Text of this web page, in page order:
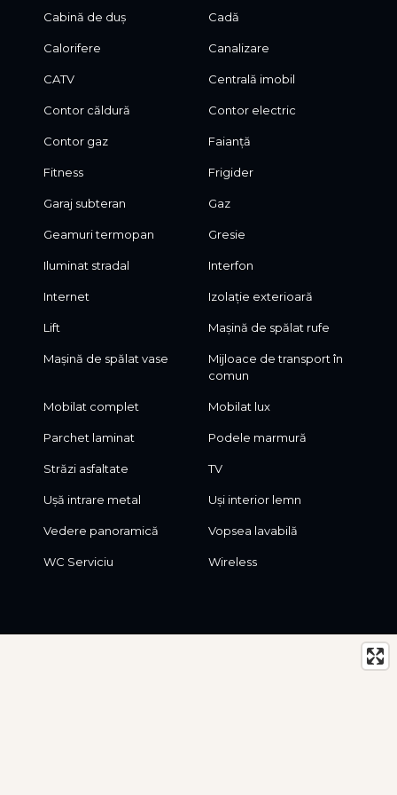
Cabină de duș Cadă
Calorifere Canalizare
CATV Centrală imobil
Contor căldură Contor electric
Contor gaz Faianță
Fitness Frigider
Garaj subteran Gaz
Geamuri termopan Gresie
Iluminat stradal Interfon
Internet Izolație exterioară
Lift Mașină de spălat rufe
Mașină de spălat vase
Mijloace de transport în
comun
Mobilat complet Mobilat lux
Parchet laminat Podele marmură
Străzi asfaltate TV
Ușă intrare metal Uși interior lemn
Vedere panoramică Vopsea lavabilă
WC Serviciu Wireless